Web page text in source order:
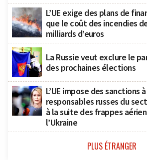
L’UE exige des plans de
que le coût des incendies
milliards d’euros
La Russie veut exclure le
des prochaines élections
L’UE impose des sanctions
responsables russes du
à la suite des frappes
l’Ukraine
PLUS ÉTRANGER